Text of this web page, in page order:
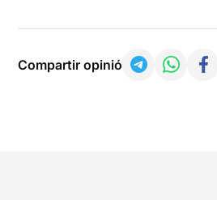
Compartir opinió